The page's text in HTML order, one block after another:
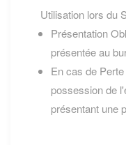
Utilisation lors du
Présentation
présentée au
En cas de
possession de
présentant une